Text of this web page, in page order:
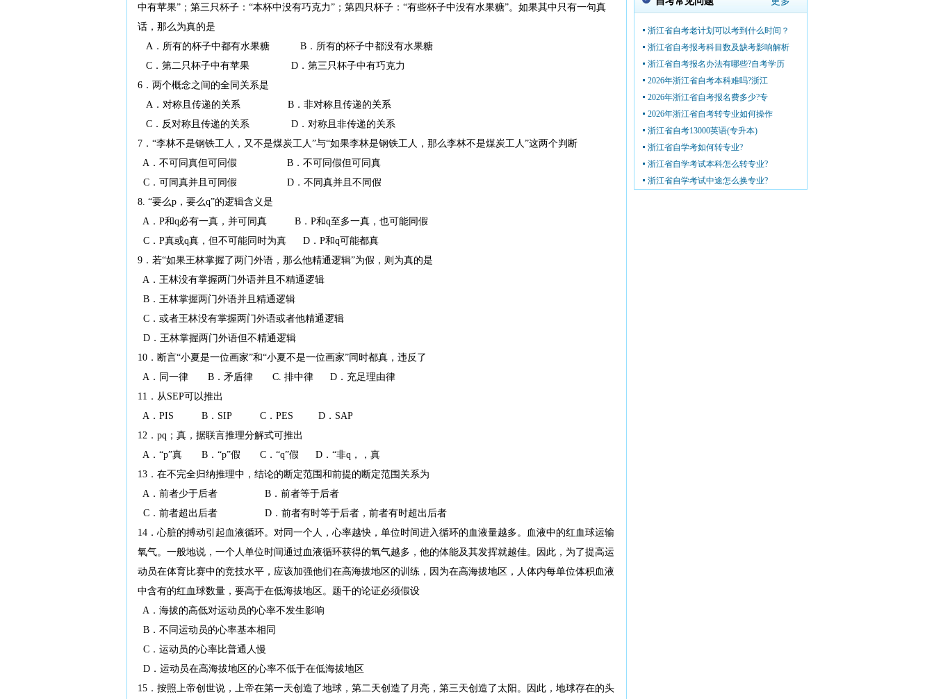
中有苹果”；第三只杯子：“本杯中没有巧克力”；第四只杯子：“有些杯子中没有水果糖”。如果其中只有一句真
话，那么为真的是
A．所有的杯子中都有水果糖 B．所有的杯子中都没有水果糖
C．第二只杯子中有苹果 D．第三只杯子中有巧克力
6．两个概念之间的全同关系是
A．对称且传递的关系 B．非对称且传递的关系
C．反对称且传递的关系 D．对称且非传递的关系
7．“李林不是钢铁工人，又不是煤炭工人”与“如果李林是钢铁工人，那么李林不是煤炭工人”这两个判断
A．不可同真但可同假 B．不可同假但可同真
C．可同真并且可同假 D．不同真并且不同假
8. “要么p，要么q”的逻辑含义是
A．P和q必有一真，并可同真 B．P和q至多一真，也可能同假
C．P真或q真，但不可能同时为真 D．P和q可能都真
9．若“如果王林掌握了两门外语，那么他精通逻辑”为假，则为真的是
A．王林没有掌握两门外语并且不精通逻辑
B．王林掌握两门外语并且精通逻辑
C．或者王林没有掌握两门外语或者他精通逻辑
D．王林掌握两门外语但不精通逻辑
10．断言“小夏是一位画家”和“小夏不是一位画家”同时都真，违反了
A．同一律 B．矛盾律 C. 排中律 D．充足理由律
11．从SEP可以推出
A．PIS B．SIP C．PES D．SAP
12．pq；真，据联言推理分解式可推出
A．“p”真 B．“p”假 C．“q”假 D．“非q，，真
13．在不完全归纳推理中，结论的断定范围和前提的断定范围关系为
A．前者少于后者 B．前者等于后者
C．前者超出后者 D．前者有时等于后者，前者有时超出后者
14．心脏的搏动引起血液循环。对同一个人，心率越快，单位时间进入循环的血液量越多。血液中的红血球运输
氧气。一般地说，一个人单位时间通过血液循环获得的氧气越多，他的体能及其发挥就越佳。因此，为了提高运
动员在体育比赛中的竞技水平，应该加强他们在高海拔地区的训练，因为在高海拔地区，人体内每单位体积血液
中含有的红血球数量，要高于在低海拔地区。题干的论证必须假设
A．海拔的高低对运动员的心率不发生影响
B．不同运动员的心率基本相同
C．运动员的心率比普通人慢
D．运动员在高海拔地区的心率不低于在低海拔地区
15．按照上帝创世说，上帝在第一天创造了地球，第二天创造了月亮，第三天创造了太阳。因此，地球存在的头
浙江省自考老计划可以考到什么时间？
浙江省自考报考科目数及缺考影响解析
浙江省自考报名办法有哪些?自考学历
2026年浙江省自考本科难吗?浙江
2026年浙江省自考报名费多少?专
2026年浙江省自考转专业如何操作
浙江省自考13000英语(专升本)
浙江省自学考如何转专业?
浙江省自学考试本科怎么转专业?
浙江省自学考试中途怎么换专业?